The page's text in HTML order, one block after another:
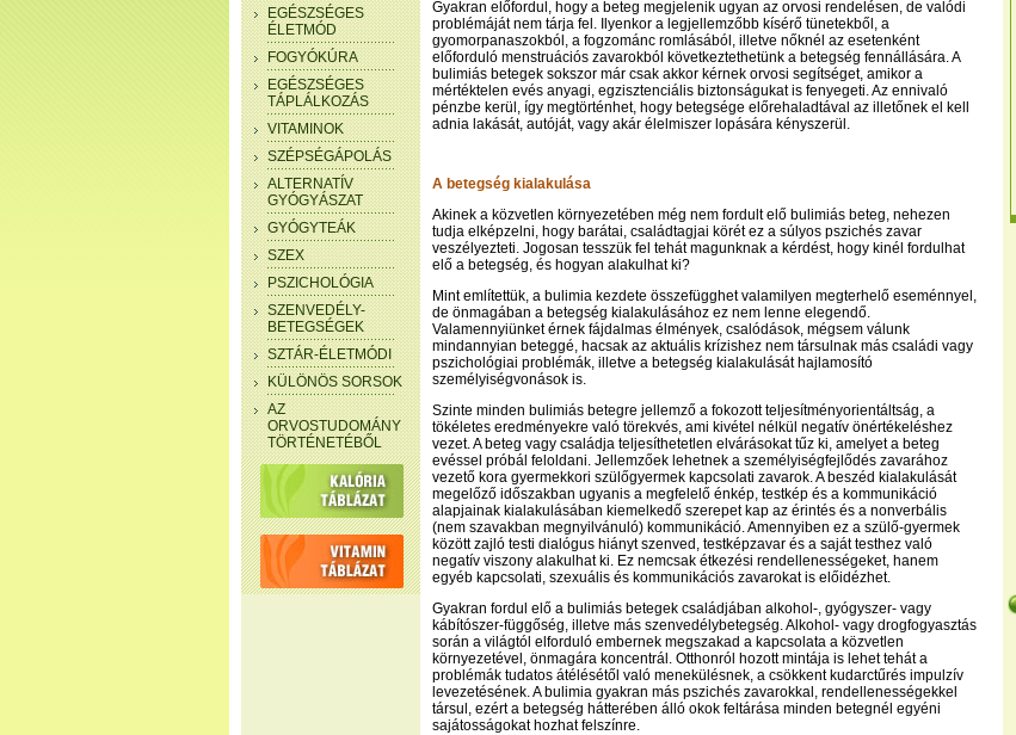
EGÉSZSÉGES
ÉLETMÓD
FOGYÓKÚRA
EGÉSZSÉGES
TÁPLÁLKOZÁS
VITAMINOK
SZÉPSÉGÁPOLÁS
ALTERNATÍV
GYÓGYÁSZAT
GYÓGYTEÁK
SZEX
PSZICHOLÓGIA
SZENVEDÉLY-
BETEGSÉGEK
SZTÁR-ÉLETMÓDI
KÜLÖNÖS SORSOK
AZ
ORVOSTUDOMÁNY
TÖRTÉNETÉBŐL
Gyakran előfordul, hogy a beteg megjelenik ugyan az orvosi rendelésen, de valódi
problémáját nem tárja fel. Ilyenkor a legjellemzőbb kísérő tünetekből, a
gyomorpanaszokból, a fogzománc romlásából, illetve nőknél az esetenként
előforduló menstruációs zavarokból következtethetünk a betegség fennállására. A
bulimiás betegek sokszor már csak akkor kérnek orvosi segítséget, amikor a
mértéktelen evés anyagi, egzisztenciális biztonságukat is fenyegeti. Az ennivaló
pénzbe kerül, így megtörténhet, hogy betegsége előrehaladtával az illetőnek el kell
adnia lakását, autóját, vagy akár élelmiszer lopására kényszerül.
A betegség kialakulása
Akinek a közvetlen környezetében még nem fordult elő bulimiás beteg, nehezen
tudja elképzelni, hogy barátai, családtagjai körét ez a súlyos pszichés zavar
veszélyezteti. Jogosan tesszük fel tehát magunknak a kérdést, hogy kinél fordulhat
elő a betegség, és hogyan alakulhat ki?
Mint említettük, a bulimia kezdete összefügghet valamilyen megterhelő eseménnyel,
de önmagában a betegség kialakulásához ez nem lenne elegendő.
Valamennyiünket érnek fájdalmas élmények, csalódások, mégsem válunk
mindannyian beteggé, hacsak az aktuális krízishez nem társulnak más családi vagy
pszichológiai problémák, illetve a betegség kialakulását hajlamosító
személyiségvonások is.
Szinte minden bulimiás betegre jellemző a fokozott teljesítményorientáltság, a
tökéletes eredményekre való törekvés, ami kivétel nélkül negatív önértékeléshez
vezet. A beteg vagy családja teljesíthetetlen elvárásokat tűz ki, amelyet a beteg
evéssel próbál feloldani. Jellemzőek lehetnek a személyiségfejlődés zavarához
vezető kora gyermekkori szülőgyermek kapcsolati zavarok. A beszéd kialakulását
megelőző időszakban ugyanis a megfelelő énkép, testkép és a kommunikáció
alapjainak kialakulásában kiemelkedő szerepet kap az érintés és a nonverbális
(nem szavakban megnyilvánuló) kommunikáció. Amennyiben ez a szülő-gyermek
között zajló testi dialógus hiányt szenved, testképzavar és a saját testhez való
negatív viszony alakulhat ki. Ez nemcsak étkezési rendellenességeket, hanem
egyéb kapcsolati, szexuális és kommunikációs zavarokat is előidézhet.
Gyakran fordul elő a bulimiás betegek családjában alkohol-, gyógyszer- vagy
kábítószer-függőség, illetve más szenvedélybetegség. Alkohol- vagy drogfogyasztás
során a világtól elforduló embernek megszakad a kapcsolata a közvetlen
környezetével, önmagára koncentrál. Otthonról hozott mintája is lehet tehát a
problémák tudatos átélésétől való menekülésnek, a csökkent kudarctűrés impulzív
levezetésének. A bulimia gyakran más pszichés zavarokkal, rendellenességekkel
társul, ezért a betegség hátterében álló okok feltárása minden betegnél egyéni
sajátosságokat hozhat felszínre.